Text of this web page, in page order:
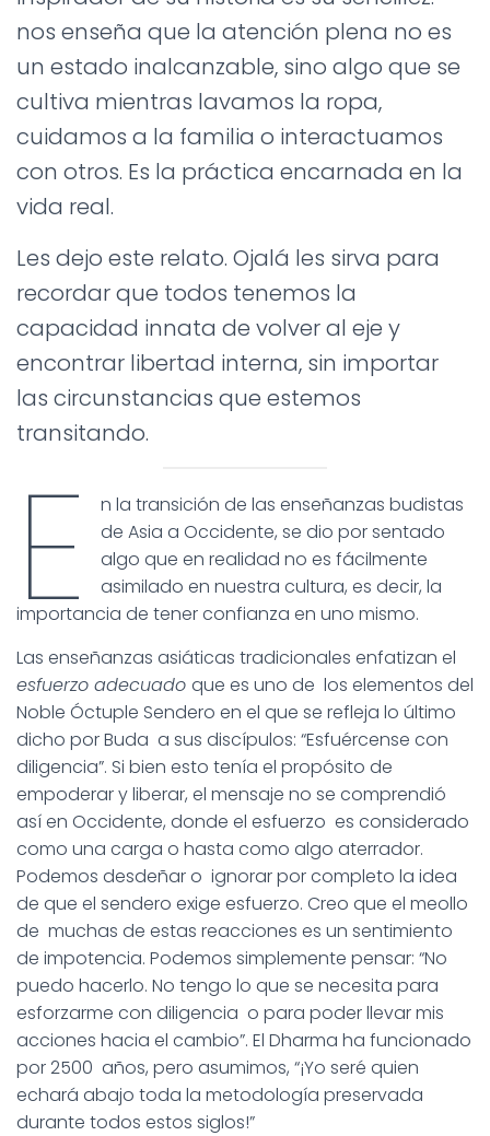
nos enseña que la atención plena no es
un estado inalcanzable, sino algo que se
cultiva mientras lavamos la ropa,
cuidamos a la familia o interactuamos
con otros. Es la práctica encarnada en la
vida real.
Les dejo este relato. Ojalá les sirva para
recordar que todos tenemos la
capacidad innata de volver al eje y
encontrar libertad interna, sin importar
las circunstancias que estemos
transitando.
E
n la transición de las enseñanzas budistas
de Asia a Occidente, se dio por sentado
algo que en realidad no es fácilmente
asimilado en nuestra cultura, es decir, la
importancia de tener confianza en uno mismo.
Las enseñanzas asiáticas tradicionales enfatizan el
esfuerzo adecuado que es uno de los elementos del
Noble Óctuple Sendero en el que se refleja lo último
dicho por Buda a sus discípulos: “Esfuércense con
diligencia”. Si bien esto tenía el propósito de
empoderar y liberar, el mensaje no se comprendió
así en Occidente, donde el esfuerzo es considerado
como una carga o hasta como algo aterrador.
Podemos desdeñar o ignorar por completo la idea
de que el sendero exige esfuerzo. Creo que el meollo
de muchas de estas reacciones es un sentimiento
de impotencia. Podemos simplemente pensar: “No
puedo hacerlo. No tengo lo que se necesita para
esforzarme con diligencia o para poder llevar mis
acciones hacia el cambio”. El Dharma ha funcionado
por 2500 años, pero asumimos, “¡Yo seré quien
echará abajo toda la metodología preservada
durante todos estos siglos!”